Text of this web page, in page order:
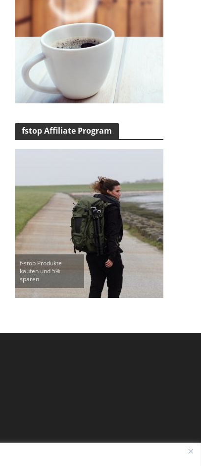
fstop Affiliate Program
f-stop Produkte
kaufen und 5%
sparen